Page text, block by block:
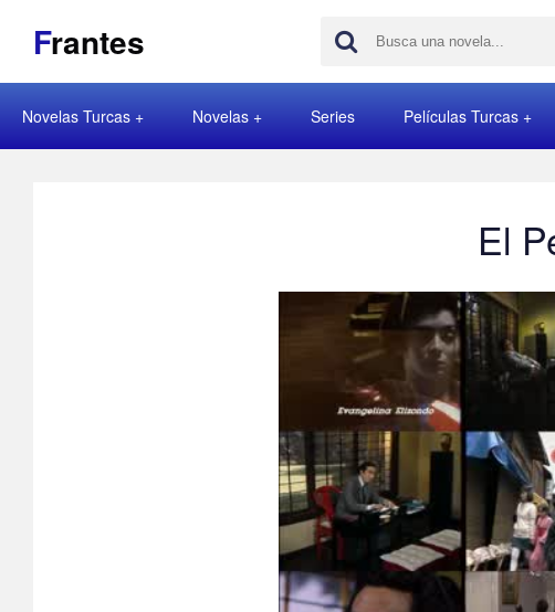
Frantes
Novelas Turcas Novelas Series Películas Turcas
El